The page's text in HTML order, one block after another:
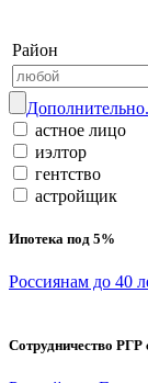
Район
астное лицо
иэлтор
гентство
астройщик
Ипотека под 5%
Россиянам до 40
Сотрудничество